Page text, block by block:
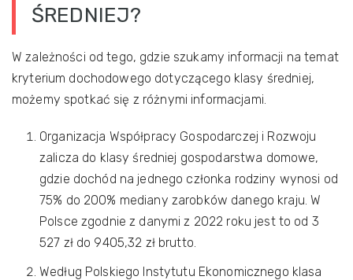
ŚREDNIEJ?
W zależności od tego, gdzie szukamy informacji na temat
kryterium dochodowego dotyczącego klasy średniej,
możemy spotkać się z różnymi informacjami.
Organizacja Współpracy Gospodarczej i Rozwoju
zalicza do klasy średniej gospodarstwa domowe,
gdzie dochód na jednego członka rodziny wynosi od
75% do 200% mediany zarobków danego kraju. W
Polsce zgodnie z danymi z 2022 roku jest to od 3
527 zł do 9405,32 zł brutto.
Według Polskiego Instytutu Ekonomicznego klasa